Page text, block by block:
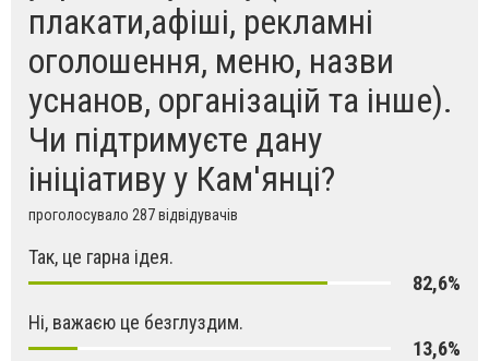
плакати,афіші, рекламні
оголошення, меню, назви
уснанов, організацій та інше).
Чи підтримуєте дану
ініціативу у Кам'янці?
проголосувало 287 відвідувачів
Так, це гарна ідея.
82,6%
Ні, важаєю це безглуздим.
13,6%